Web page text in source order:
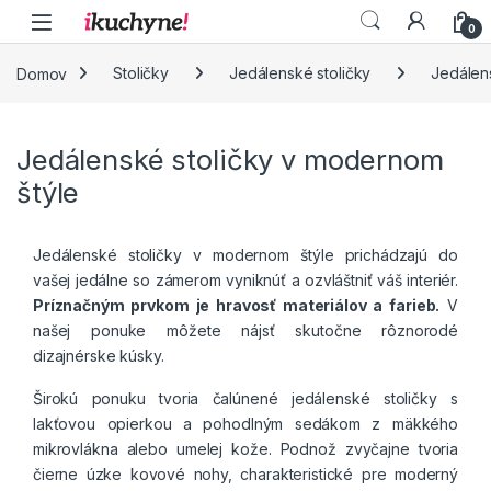
Skip to navigation
Skip to content
0
Domov Stoličky Jedálenské stoličky
Jedálenské stoličky v modernom
štýle
Jedálenské stoličky v modernom štýle prichádzajú do
vašej jedálne so zámerom vyniknúť a ozvláštniť váš interiér.
Príznačným prvkom je hravosť materiálov a farieb. V
našej ponuke môžete nájsť skutočne rôznorodé
dizajnérske kúsky.
Širokú ponuku tvoria čalúnené jedálenské stoličky s
lakťovou opierkou a pohodlným sedákom z mäkkého
mikrovlákna alebo umelej kože. Podnož zvyčajne tvoria
čierne úzke kovové nohy, charakteristické pre moderný